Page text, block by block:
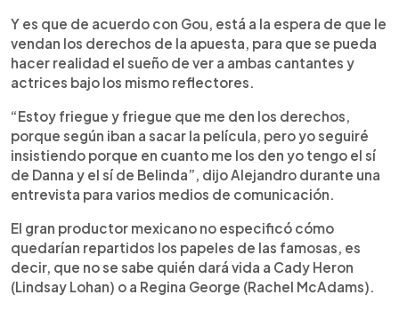
Y es que de acuerdo con Gou, está a la espera de que le
vendan los derechos de la apuesta, para que se pueda
hacer realidad el sueño de ver a ambas cantantes y
actrices bajo los mismo reflectores.
“Estoy friegue y friegue que me den los derechos,
porque según iban a sacar la película, pero yo seguiré
insistiendo porque en cuanto me los den yo tengo el sí
de Danna y el sí de Belinda”, dijo Alejandro durante una
entrevista para varios medios de comunicación.
El gran productor mexicano no especificó cómo
quedarían repartidos los papeles de las famosas, es
decir, que no se sabe quién dará vida a Cady Heron
(Lindsay Lohan) o a Regina George (Rachel McAdams).